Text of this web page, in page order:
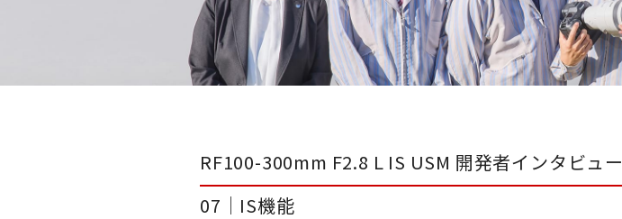
RF100-300mm F2.8 L IS USM 開発者インタビュー
07｜IS機能